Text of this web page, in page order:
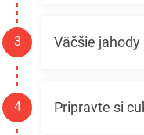
Väčšie
Pripravte si